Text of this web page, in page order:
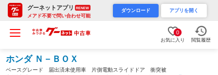
グーネットアプリ RENEW
メアド不要で問い合わせ可能
ダウンロード アプリを開く
0
お気に入り 閲覧履歴
ホンダ Ｎ－ＢＯＸ
ベースグレード 届出済未使用車 片側電動スライドドア 衝突被